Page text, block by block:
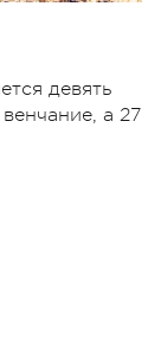
девять
а 27